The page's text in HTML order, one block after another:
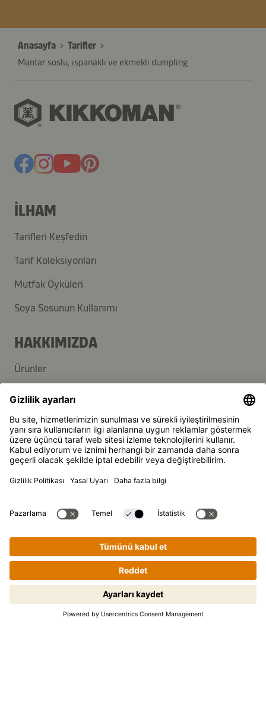
Adım adım yemek pişirme rehberi.
Başlamak için tıklayın.
Anasayfa
Tarifler
Mantar soslu, ıspanaklı ve ekmekli dumpling
İLHAM
Tarifleri Keşfedin
Tarif Koleksiyonları
Mutfak Öyküleri
Soya Sosunun Kullanımı
HAKKIMIZDA
Ürünler
Sürdürülebilirlik
DESTEK
SSS
Kikkoman, Japon Kikkoman Corporation'ın, tescilli markasıdır.
© Kikkoman Trading Europe GmbH 2023 – 2026
Theodorstraße 180, 40472 Düsseldorf, Germany
Düsseldorf Yerel Mahkemesi Ticaret Sicilinde kayıtlı: HRB
35856